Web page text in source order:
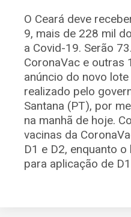
O Ceará deve
9, mais de 228 mil
a Covid-19. Serão
CoronaVac e outras
anúncio do novo
realizado pelo
Santana (PT), por
na manhã de hoje.
vacinas da
D1 e D2, enquanto
para aplicação de